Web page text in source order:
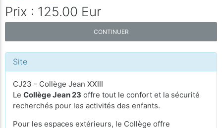
Prix : 125.00 Eur
CONTINUER
Site
CJ23 - Collège Jean XXIII
Le Collège Jean 23 offre tout le confort et la sécurité
recherchés pour les activités des enfants.
Pour les espaces extérieurs, le Collège offre